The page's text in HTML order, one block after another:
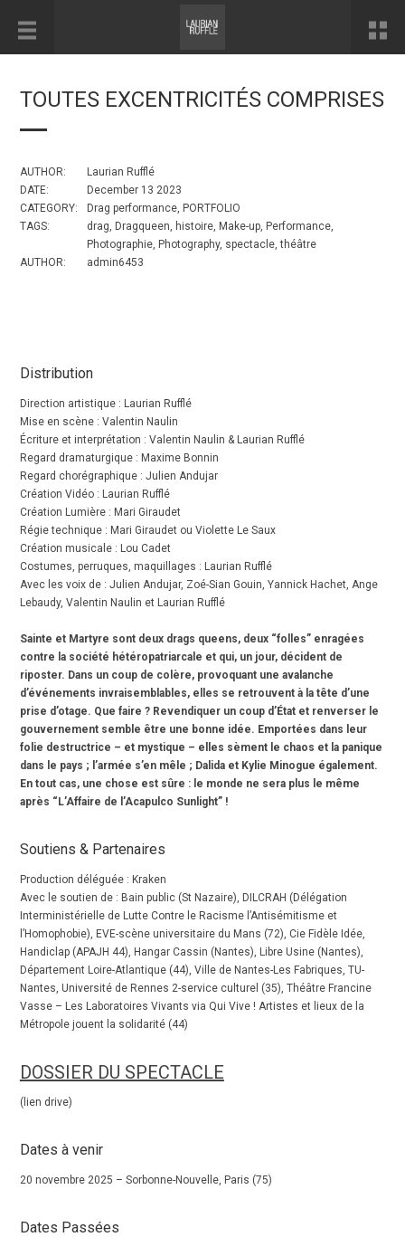
TOUTES EXCENTRICITÉS COMPRISES
AUTHOR:
Laurian Rufflé
DATE:
December 13 2023
CATEGORY:
Drag performance, PORTFOLIO
TAGS:
drag, Dragqueen, histoire, Make-up, Performance,
Photographie, Photography, spectacle,théâtre
AUTHOR:
admin6453
Distribution
Direction artistique : Laurian Rufflé
Mise en scène : Valentin Naulin
Écriture et interprétation : Valentin Naulin & Laurian Rufflé
Regard dramaturgique : Maxime Bonnin
Regard chorégraphique : Julien Andujar
Création Vidéo : Laurian Rufflé
Création Lumière : Mari Giraudet
Régie technique : Mari Giraudet ou Violette Le Saux
Création musicale : Lou Cadet
Costumes, perruques, maquillages : Laurian Rufflé
Avec les voix de : Julien Andujar, Zoé-Sian Gouin, Yannick Hachet, Ange
Lebaudy, Valentin Naulin et Laurian Rufflé
Sainte et Martyre sont deux drags queens, deux “folles” enragées
contre la société hétéropatriarcale et qui, un jour, décident de
riposter. Dans un coup de colère, provoquant une avalanche
d’événements invraisemblables, elles se retrouvent à la tête d’une
prise d’otage. Que faire ? Revendiquer un coup d’État et renverser le
gouvernement semble être une bonne idée. Emportées dans leur
folie destructrice – et mystique – elles sèment le chaos et la panique
dans le pays ; l’armée s’en mêle ; Dalida et Kylie Minogue également.
En tout cas, une chose est sûre : le monde ne sera plus le même
après “L’Affaire de l’Acapulco Sunlight” !
Soutiens & Partenaires
Production déléguée : Kraken
Avec le soutien de : Bain public (St Nazaire), DILCRAH (Délégation
Interministérielle de Lutte Contre le Racisme l’Antisémitisme et
l’Homophobie), EVE-scène universitaire du Mans (72), Cie Fidèle Idée,
Handiclap (APAJH 44), Hangar Cassin (Nantes), Libre Usine (Nantes),
Département Loire-Atlantique (44), Ville de Nantes-Les Fabriques, TU-
Nantes, Université de Rennes 2-service culturel (35), Théâtre Francine
Vasse – Les Laboratoires Vivants via Qui Vive ! Artistes et lieux de la
Métropole jouent la solidarité (44)
DOSSIER DU SPECTACLE
(lien drive)
Dates à venir
20 novembre 2025 – Sorbonne-Nouvelle, Paris (75)
Dates Passées